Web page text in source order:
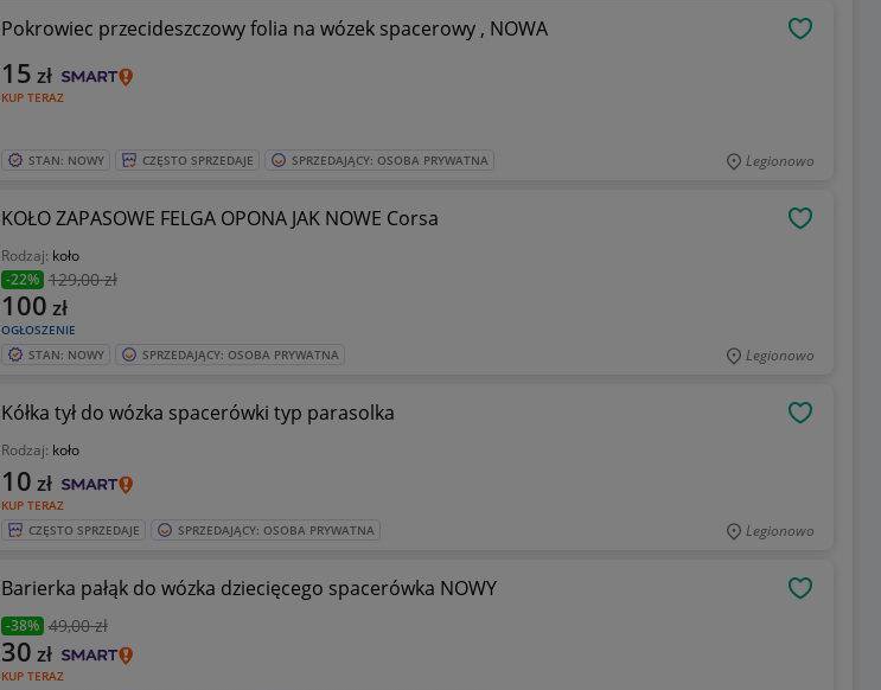
Pokrowiec przecideszczowy folia na wózek spacerowy , NOWA
KUP TERAZ
15 zł
STAN: NOWY CZĘSTO SPRZEDAJE SPRZEDAJĄCY: OSOBA PRYWATNA Legionowo
KOŁO ZAPASOWE FELGA OPONA JAK NOWE Corsa
Rodzaj: koło
-22% 129,00 zł
OGŁOSZENIE
100 zł
STAN: NOWY SPRZEDAJĄCY: OSOBA PRYWATNA Legionowo
Kółka tył do wózka spacerówki typ parasolka
Rodzaj: koło
KUP TERAZ
10 zł
CZĘSTO SPRZEDAJE SPRZEDAJĄCY: OSOBA PRYWATNA Legionowo
Barierka pałąk do wózka dziecięcego spacerówka NOWY
-38% 49,00 zł
KUP TERAZ
30 zł